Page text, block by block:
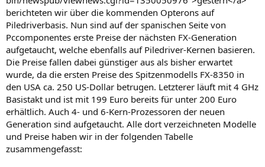
berichteten wir über die kommenden Opterons auf
Piledriverbasis. Nun sind auf der spanischen Seite von
Pccomponentes erste Preise der nächsten FX-Generation
aufgetaucht, welche ebenfalls auf Piledriver-Kernen basieren.
Die Preise fallen dabei günstiger aus als bisher erwartet
wurde, da die ersten Preise des Spitzenmodells FX-8350 in
den USA ca. 250 US-Dollar betrugen. Letzterer läuft mit 4 GHz
Basistakt und ist mit 199 Euro bereits für unter 200 Euro
erhältlich. Auch 4- und 6-Kern-Prozessoren der neuen
Generation sind aufgetaucht. Alle dort verzeichneten Modelle
und Preise haben wir in der folgenden Tabelle
zusammengefasst: